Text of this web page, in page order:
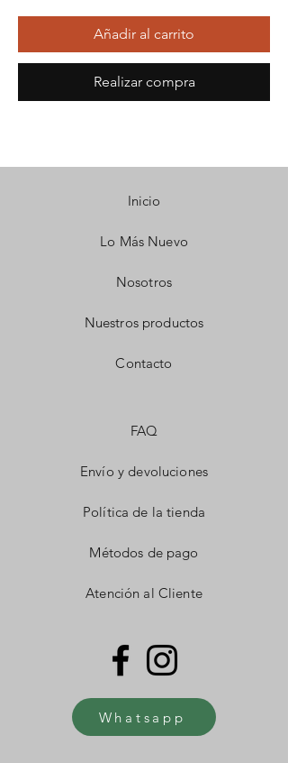
Añadir al carrito
Realizar compra
Inicio
Lo Más Nuevo
Nosotros
Nuestros productos
Contacto
FAQ
Envío y devoluciones
Política de la tienda
Métodos de pago
Atención al Cliente
Whatsapp